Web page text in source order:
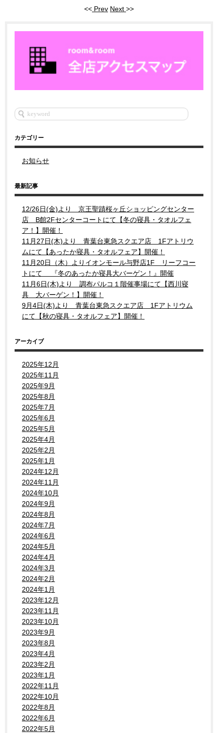
<< Prev Next >>
カテゴリー
お知らせ
最新記事
12/26日(金)より 京王聖蹟桜ヶ丘ショッピングセンター
店 B館2Fセンターコートにて【冬の寝具・タオルフェ
ア！】開催！
11月27日(木)より 青葉台東急スクエア店 1Fアトリウ
ムにて【あったか寝具・タオルフェア】開催！
11月20日（木）よりイオンモール与野店1F リーフコー
トにて 『冬のあったか寝具大バーゲン！』開催
11月6日(木)より 調布パルコ１階催事場にて【西川寝
具 大バーゲン！】開催！
9月4日(木)より 青葉台東急スクエア店 1Fアトリウム
にて【秋の寝具・タオルフェア】開催！
アーカイブ
2025年12月
2025年11月
2025年9月
2025年8月
2025年7月
2025年6月
2025年5月
2025年4月
2025年2月
2025年1月
2024年12月
2024年11月
2024年10月
2024年9月
2024年8月
2024年7月
2024年6月
2024年5月
2024年4月
2024年3月
2024年2月
2024年1月
2023年12月
2023年11月
2023年10月
2023年9月
2023年8月
2023年4月
2023年2月
2023年1月
2022年11月
2022年10月
2022年8月
2022年6月
2022年5月